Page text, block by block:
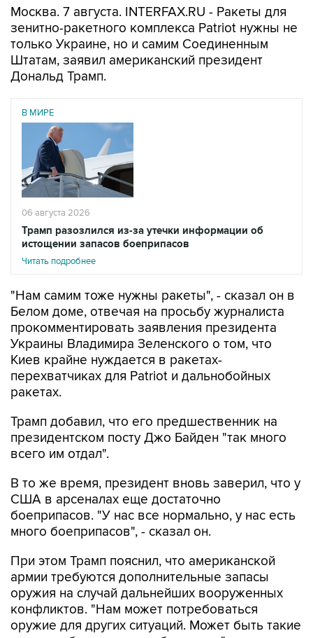
Москва. 7 августа. INTERFAX.RU - Ракеты для
зенитно-ракетного комплекса Patriot нужны не
только Украине, но и самим Соединенным
Штатам, заявил американский президент
Дональд Трамп.
В МИРЕ
06 августа 2026
Трамп разозлился из-за утечки информации об
истощении запасов боеприпасов
Читать подробнее
"Нам самим тоже нужны ракеты", - сказал он в
Белом доме, отвечая на просьбу журналиста
прокомментировать заявления президента
Украины Владимира Зеленского о том, что
Киев крайне нуждается в ракетах-
перехватчиках для Patriot и дальнобойных
ракетах.
Трамп добавил, что его предшественник на
президентском посту Джо Байден "так много
всего им отдал".
В то же время, президент вновь заверил, что у
США в арсеналах еще достаточно
боеприпасов. "У нас все нормально, у нас есть
много боеприпасов", - сказал он.
При этом Трамп пояснил, что американской
армии требуются дополнительные запасы
оружия на случай дальнейших вооруженных
конфликтов. "Нам может потребоваться
оружие для других ситуаций. Может быть такие